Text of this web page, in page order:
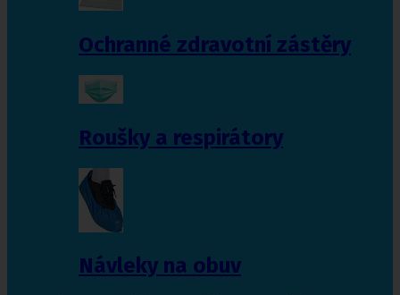
Ochranné zdravotní zástěry
Roušky a respirátory
Návleky na obuv